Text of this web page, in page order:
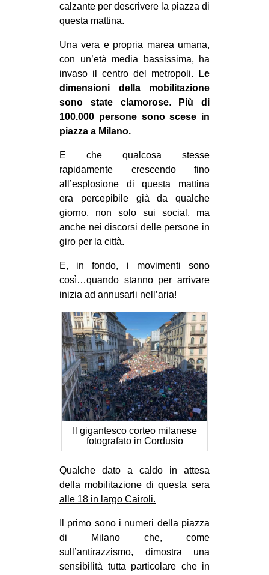
MOVIMENTI
AMBIENTE
ANTIFASCISMO
DIRITTO ALL’ABITARE
GENERI
MIGRAZIONI
REPRESSIONE
STUDENTI
CULTURE
ARTE
CINEMA
MANIFESTI
INTERNAZIONALE
AFRICA
AMERICHE
ESTREMO ORIENTE
EUROPA
MEDIO ORIENTE
EVENTI
in
Fb
tw
calzante per descrivere la piazza di
questa mattina.
Una vera e propria marea umana,
con un’età media bassissima, ha
invaso il centro del metropoli.
Le
dimensioni della mobilitazione
sono state clamorose.
Più di
100.000 persone sono scese in
piazza a Milano.
E che qualcosa stesse
rapidamente crescendo fino
all’esplosione di questa mattina
era percepibile già da qualche
giorno, non solo sui social, ma
anche nei discorsi delle persone in
giro per la città.
E, in fondo, i movimenti sono
così…quando stanno per arrivare
inizia ad annusarli nell’aria!
Il gigantesco corteo milanese
fotografato in Cordusio
Qualche dato a caldo in attesa
della mobilitazione di questa sera
alle 18 in largo Cairoli.
Il primo sono i numeri della piazza
di Milano che, come
sull’antirazzismo, dimostra una
sensibilità tutta particolare che in